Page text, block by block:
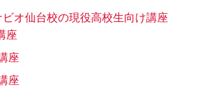
オ仙台校の現役高校生向け講座
座
座
座